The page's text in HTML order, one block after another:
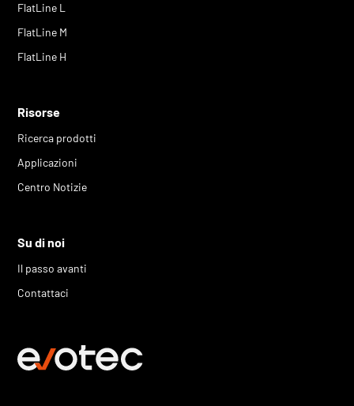
FlatLine L
FlatLine M
FlatLine H
Risorse
Ricerca prodotti
Applicazioni
Centro Notizie
Su di noi
Il passo avanti
Contattaci